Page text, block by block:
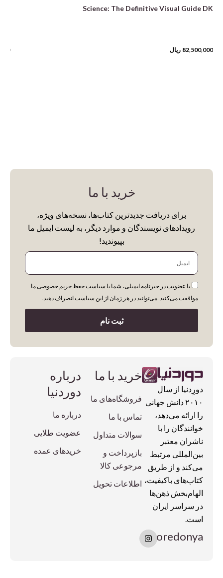
Science: The Definitive Visual Guide DK
82,500,000 ریال
خرید با ما
برای دریافت جدیدترین کتاب‌ها، نسخه‌های ویژه،
رویدادهای نویسندگان و موارد دیگر، به لیست ایمیل ما
بپیوندید!
ایمیل
با عضویت در خبرنامه ایمیلی، شما با سیاست حفظ حریم خصوصی ما
موافقت می‌کنید. می‌توانید در هر زمان از این سیاست انصراف دهید.
ثبت نام
دورِدنیا از سال
۲۰۱۰ دانش جهانی
را ارائه می‌دهد،
خوانندگان را با
ناشران معتبر
بین‌المللی مرتبط
می‌کند و از طریق
کتاب‌های باکیفیت،
الهام‌بخش ذهن‌ها
در سراسر ایران
است.
doredonya
I
n
s
خرید با ما
فروشگاه‌های ما
تماس با ما
سوالات متداول
بازپرداخت و
مرجوعی کالا
اطلاعات تحویل
درباره
دوردنیا
درباره ما
عضویت طلایی
خریدهای عمده